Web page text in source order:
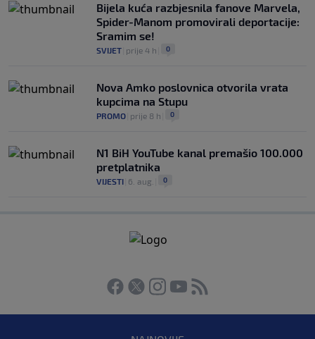
Bijela kuća razbjesnila fanove Marvela,
Spider-Manom promovirali deportacije:
Sramim se!
SVIJET prije 4 h 0
Nova Amko poslovnica otvorila vrata
kupcima na Stupu
PROMO prije 8 h 0
N1 BiH YouTube kanal premašio 100.000
pretplatnika
VIJESTI 6. aug. 0